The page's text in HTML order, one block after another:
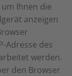
Ihnen die
anzeigen
Adresse des
werden.
den Browser